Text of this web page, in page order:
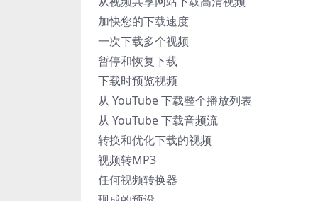
加快您的下载速度
一次下载多个视频
暂停和恢复下载
下载时预览视频
从 YouTube 下载整个播放列表
从 YouTube 下载音频流
转换和优化下载的视频
视频转MP3
任何视频转换器